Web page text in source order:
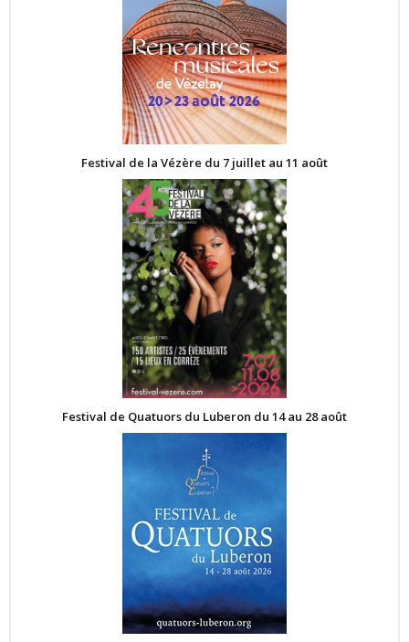
Festival de la Vézère du 7 juillet au 11 août
Festival de Quatuors du Luberon du 14 au 28 août